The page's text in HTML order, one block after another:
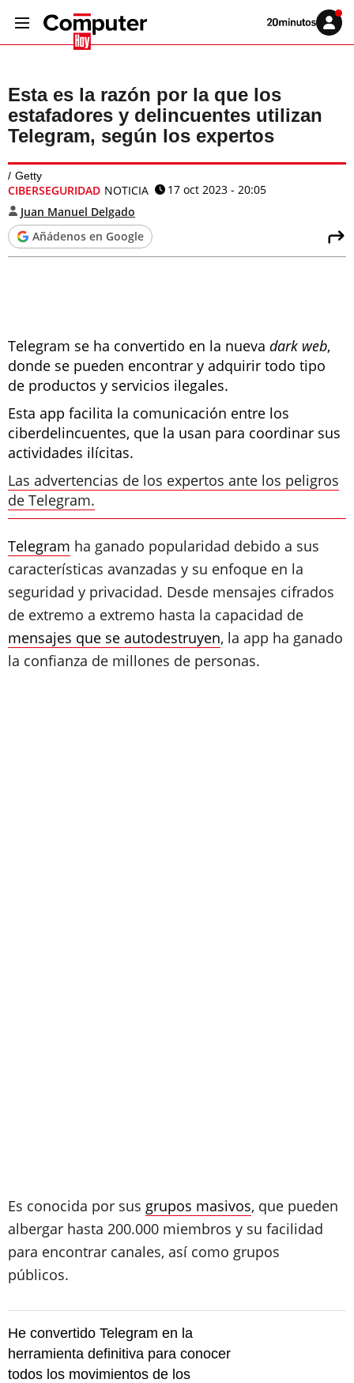
Volver
Iniciar
sesión
Esta es la razón por la que los
estafadores y delincuentes utilizan
Telegram, según los expertos
Getty
CIBERSEGURIDAD NOTICIA
17 oct 2023 - 20:05
Juan Manuel Delgado
Añádenos en Google
Telegram se ha convertido en la nueva dark web,
donde se pueden encontrar y adquirir todo tipo
de productos y servicios ilegales.
Esta app facilita la comunicación entre los
ciberdelincuentes, que la usan para coordinar sus
actividades ilícitas.
Las advertencias de los expertos ante los peligros
de Telegram.
Telegram ha ganado popularidad debido a sus
características avanzadas y su enfoque en la
seguridad y privacidad. Desde mensajes cifrados
de extremo a extremo hasta la capacidad de
mensajes que se autodestruyen, la app ha ganado
la confianza de millones de personas.
Es conocida por sus grupos masivos, que pueden
albergar hasta 200.000 miembros y su facilidad
para encontrar canales, así como grupos
públicos.
He convertido Telegram en la
herramienta definitiva para conocer
todos los movimientos de los